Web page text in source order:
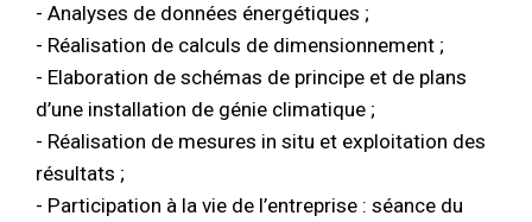
- Analyses de données énergétiques ;
- Réalisation de calculs de dimensionnement ;
- Elaboration de schémas de principe et de plans
d’une installation de génie climatique ;
- Réalisation de mesures in situ et exploitation des
résultats ;
- Participation à la vie de l’entreprise : séance du